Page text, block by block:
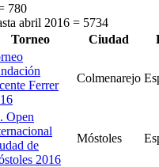
780
abril 2016 = 5734
Torneo Ciudad
Ferrer
Colmenarejo
Open
de
2016
Móstoles